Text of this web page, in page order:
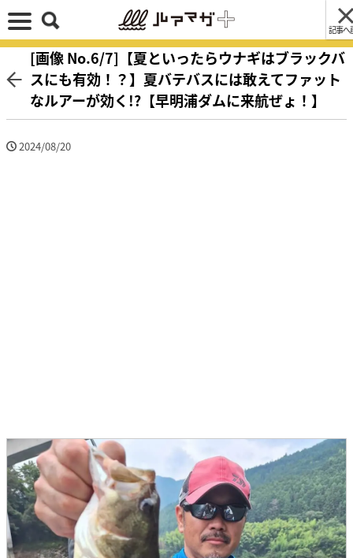
記事へ
[画像 No.6/7]【夏といったらウナギはブラックバ
スにも有効！？】夏バテバスには敢えてファット
なルアーが効く!?【早明浦ダムに来航ぜょ！】
2024/08/20